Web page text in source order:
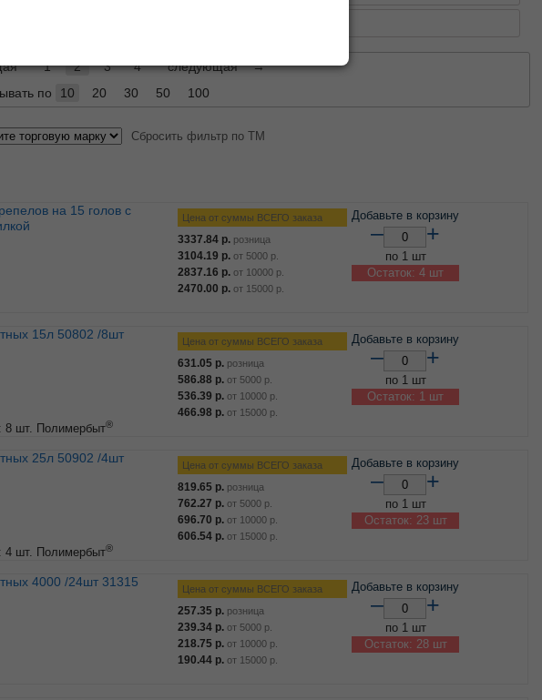
1 2 3 4 следующая
→
по
10 20 30 50 100
Сбросить фильтр по ТМ
Цена от суммы ВСЕГО заказа
3337.84 р. розница
3104.19 р. от 5000 р.
2837.16 р. от 10000 р.
2470.00 р. от 15000 р.
Добавьте в корзину
– +
по 1 шт
Остаток: 4 шт
15л 50802 /8шт
8 шт. Полимербыт®
Цена от суммы ВСЕГО заказа
631.05 р. розница
586.88 р. от 5000 р.
536.39 р. от 10000 р.
466.98 р. от 15000 р.
Добавьте в корзину
– +
по 1 шт
Остаток: 1 шт
25л 50902 /4шт
4 шт. Полимербыт®
Цена от суммы ВСЕГО заказа
819.65 р. розница
762.27 р. от 5000 р.
696.70 р. от 10000 р.
606.54 р. от 15000 р.
Добавьте в корзину
– +
по 1 шт
Остаток: 23 шт
Цена от суммы ВСЕГО заказа
257.35 р. розница
239.34 р. от 5000 р.
218.75 р. от 10000 р.
190.44 р. от 15000 р.
Добавьте в корзину
– +
по 1 шт
Остаток: 28 шт